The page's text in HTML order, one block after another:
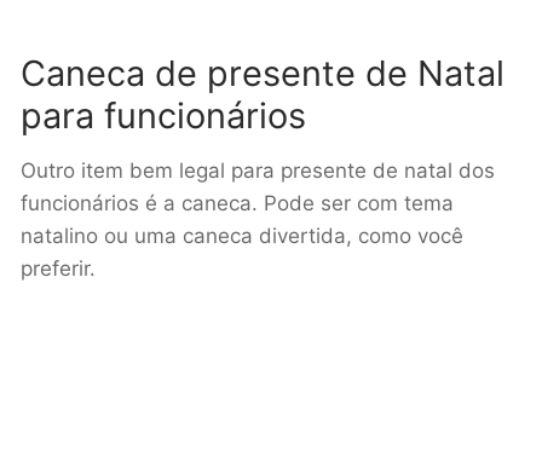
Caneca de presente de Natal
para funcionários
Outro item bem legal para presente de natal dos
funcionários é a caneca. Pode ser com tema
natalino ou uma caneca divertida, como você
preferir.